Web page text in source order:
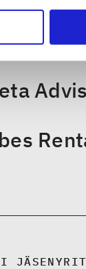
Ninyes